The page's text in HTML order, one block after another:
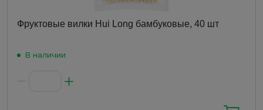
Фруктовые вилки Hui Long бамбуковые, 40 шт
В наличии